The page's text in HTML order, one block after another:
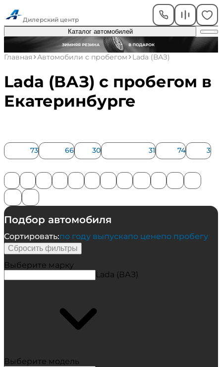
Дилерский центр
Каталог автомобилей
Главная Автомобили с пробегом Lada (ВАЗ)
Lada (ВАЗ) с пробегом в
Екатеринбурге
Подбор автомобиля
Сортировать:по году выпускапо ценепо пробегу
Сбросить фильтры
Выберите марку
Lada (ВАЗ)
Выберите модель
Granta 73Largus 66Niva 30Niva Legend 31Vesta 74XRAY 3
201220132014201520162017201820192020202120222023
20242025